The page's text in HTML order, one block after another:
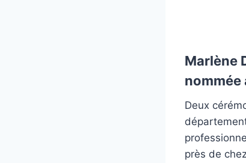
Marlène
nommée
Deux
près de